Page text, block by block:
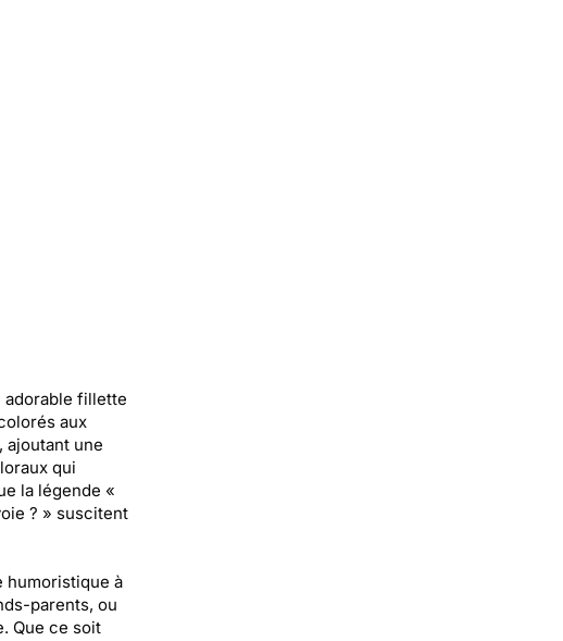
adorable fillette
aux
ajoutant une
qui
la légende «
? » suscitent
humoristique à
parents, ou
Que ce soit